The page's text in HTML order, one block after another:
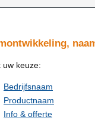
uw keuze:
Bedrijfsnaam
Productnaam
Info & offerte